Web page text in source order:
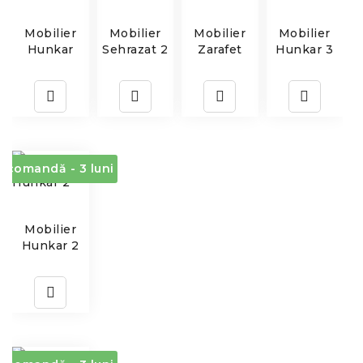
Mobilier
Hunkar
Mobilier
Sehrazat 2
Mobilier
Zarafet
Mobilier
Hunkar 3
comandă - 3 luni
Mobilier
Hunkar 2